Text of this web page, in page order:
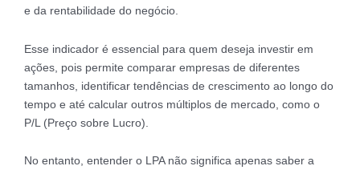
e da rentabilidade do negócio.
Esse indicador é essencial para quem deseja investir em
ações, pois permite comparar empresas de diferentes
tamanhos, identificar tendências de crescimento ao longo do
tempo e até calcular outros múltiplos de mercado, como o
P/L (Preço sobre Lucro).
No entanto, entender o LPA não significa apenas saber a